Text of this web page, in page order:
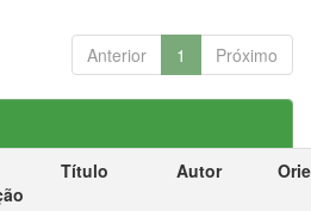
Anterior 1 Próximo
Título Autor